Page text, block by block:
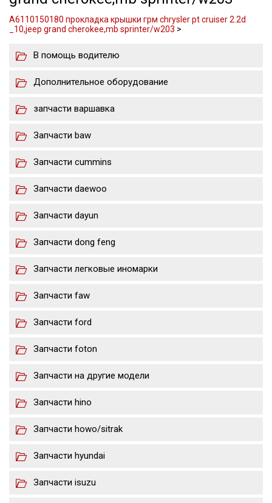
A6110150180 прокладка крышки грм chrysler pt cruiser 2.2d
_10,jeep grand cherokee,mb sprinter/w203 >
В помощь водителю
Дополнительное оборудование
запчасти варшавка
Запчасти baw
Запчасти cummins
Запчасти daewoo
Запчасти dayun
Запчасти dong feng
Запчасти легковые иномарки
Запчасти faw
Запчасти ford
Запчасти foton
Запчасти на другие модели
Запчасти hino
Запчасти howo/sitrak
Запчасти hyundai
Запчасти isuzu